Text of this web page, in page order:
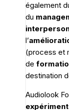
également
du
l’
(process et
de
destination
Audiolook